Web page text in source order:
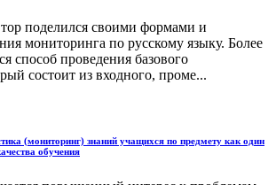
поделился своими формами и
мониторинга по русскому языку. Более
способ проведения базового
состоит из входного, проме...
(мониторинг) знаний учащихся по предмету как один
обучения